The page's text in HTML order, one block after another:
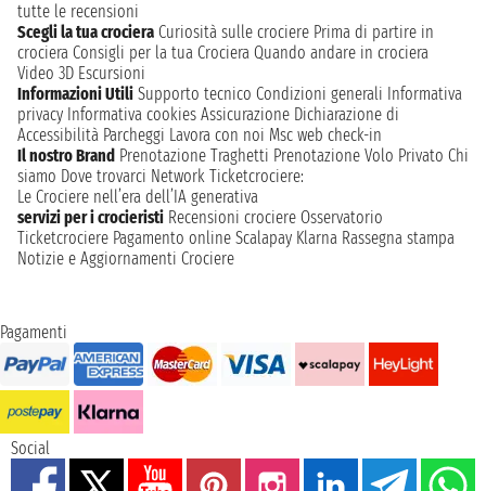
tutte le recensioni
Scegli la tua crociera Curiosità sulle crociere Prima di partire in
crociera Consigli per la tua Crociera Quando andare in crociera
Video 3D Escursioni
Informazioni Utili Supporto tecnico Condizioni generali Informativa
privacy Informativa cookies Assicurazione Dichiarazione di
Accessibilità Parcheggi Lavora con noi Msc web check-in
Il nostro Brand Prenotazione Traghetti Prenotazione Volo Privato Chi
siamo Dove trovarci Network Ticketcrociere:
Le Crociere nell’era dell’IA generativa
servizi per i crocieristi Recensioni crociere Osservatorio
Ticketcrociere Pagamento online Scalapay Klarna Rassegna stampa
Notizie e Aggiornamenti Crociere
Pagamenti
Social